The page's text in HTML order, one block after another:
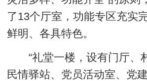
了13个厅室，功能专区充实
鲜明、各具特色。
“礼堂一楼，设有门厅、村
民情驿站、党员活动室、党